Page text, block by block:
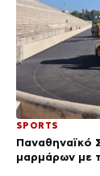
SPORTS
Παναθηναϊκό
μαρμάρων με